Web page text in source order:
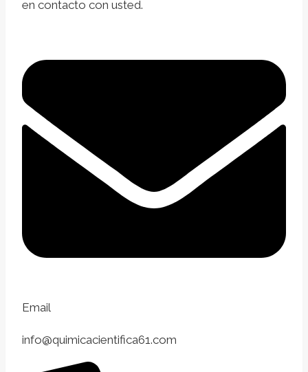
en contacto con usted.
Email
info@quimicacientifica61.com